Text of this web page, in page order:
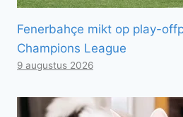
Fenerbahçe mikt op play-
Champions League
9 augustus 2026